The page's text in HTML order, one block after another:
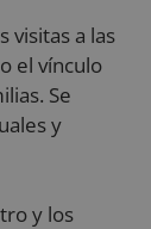
visitas a las
el vínculo
Se
y
y los